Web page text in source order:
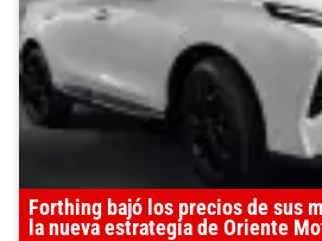
Forthing bajó los precios de sus
la nueva estrategia de Oriente